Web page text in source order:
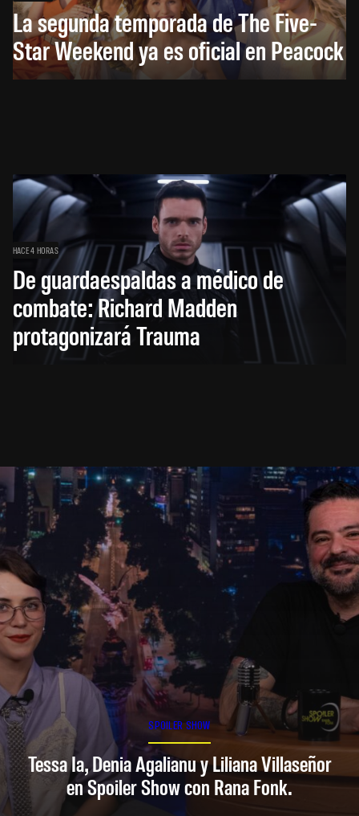
La segunda temporada de The Five-
Star Weekend ya es oficial en Peacock
HACE 4 HORAS
De guardaespaldas a médico de
combate: Richard Madden
protagonizará Trauma
SPOILER SHOW
Tessa Ia, Denia Agalianu y Liliana Villaseñor
en Spoiler Show con Rana Fonk.